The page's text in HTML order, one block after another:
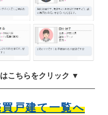
こちらをクリック ▼
戸建て一覧へ